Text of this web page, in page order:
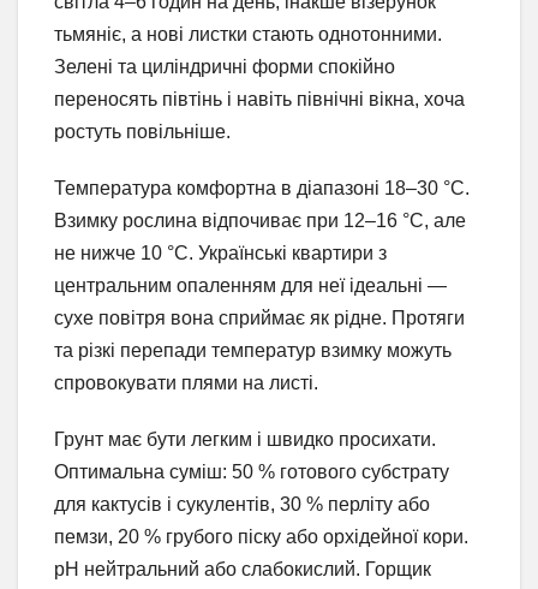
тьмяніє, а нові листки стають однотонними.
Зелені та циліндричні форми спокійно
переносять півтінь і навіть північні вікна, хоча
ростуть повільніше.
Температура комфортна в діапазоні 18–30 °C.
Взимку рослина відпочиває при 12–16 °C, але
не нижче 10 °C. Українські квартири з
центральним опаленням для неї ідеальні —
сухе повітря вона сприймає як рідне. Протяги
та різкі перепади температур взимку можуть
спровокувати плями на листі.
Грунт має бути легким і швидко просихати.
Оптимальна суміш: 50 % готового субстрату
для кактусів і сукулентів, 30 % перліту або
пемзи, 20 % грубого піску або орхідейної кори.
pH нейтральний або слабокислий. Горщик